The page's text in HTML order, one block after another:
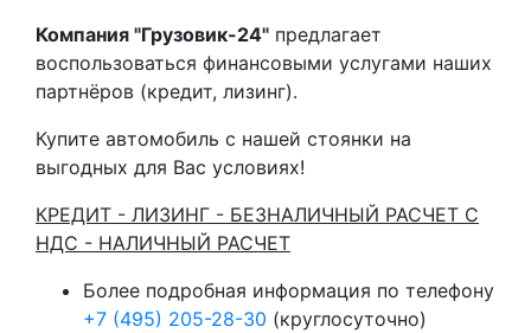
Компания "Грузовик-24" предлагает
воспользоваться финансовыми услугами наших
партнёров (кредит, лизинг).
Купите автомобиль с нашей стоянки на
выгодных для Вас условиях!
КРЕДИТ - ЛИЗИНГ - БЕЗНАЛИЧНЫЙ РАСЧЕТ С
НДС - НАЛИЧНЫЙ РАСЧЕТ
Более подробная информация по телефону
+7 (495) 205-28-30 (круглосуточно)